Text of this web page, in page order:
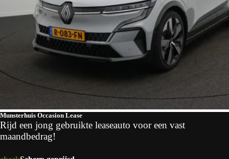
Munsterhuis Occasion Lease
Rijd een jong gebruikte leaseauto voor een vast
maandbedrag!